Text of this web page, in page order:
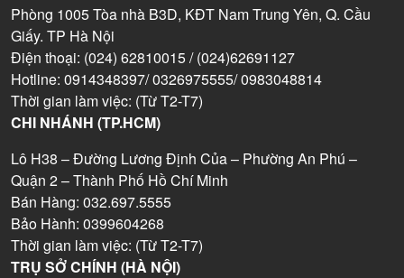
Phòng 1005 Tòa nhà B3D, KĐT Nam Trung Yên, Q. Cầu
Giấy. TP Hà Nội
Điện thoại: (024) 62810015 / (024)62691127
Hotline: 0914348397/ 0326975555/ 0983048814
Thời gian làm việc: (Từ T2-T7)
CHI NHÁNH (TP.HCM)
Lô H38 – Đường Lương Định Của – Phường An Phú –
Quận 2 – Thành Phố Hồ Chí Minh
Bán Hàng: 032.697.5555
Bảo Hành: 0399604268
Thời gian làm việc: (Từ T2-T7)
TRỤ SỞ CHÍNH (HÀ NỘI)